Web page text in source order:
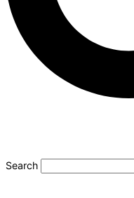
Search